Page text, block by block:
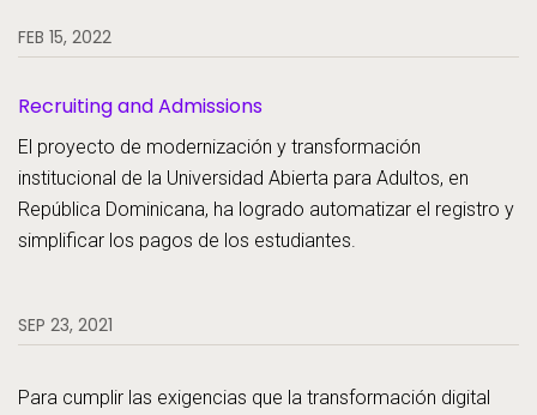
FEB 15, 2022
Recruiting and Admissions
El proyecto de modernización y transformación
institucional de la Universidad Abierta para Adultos, en
República Dominicana, ha logrado automatizar el registro y
simplificar los pagos de los estudiantes.
SEP 23, 2021
Para cumplir las exigencias que la transformación digital